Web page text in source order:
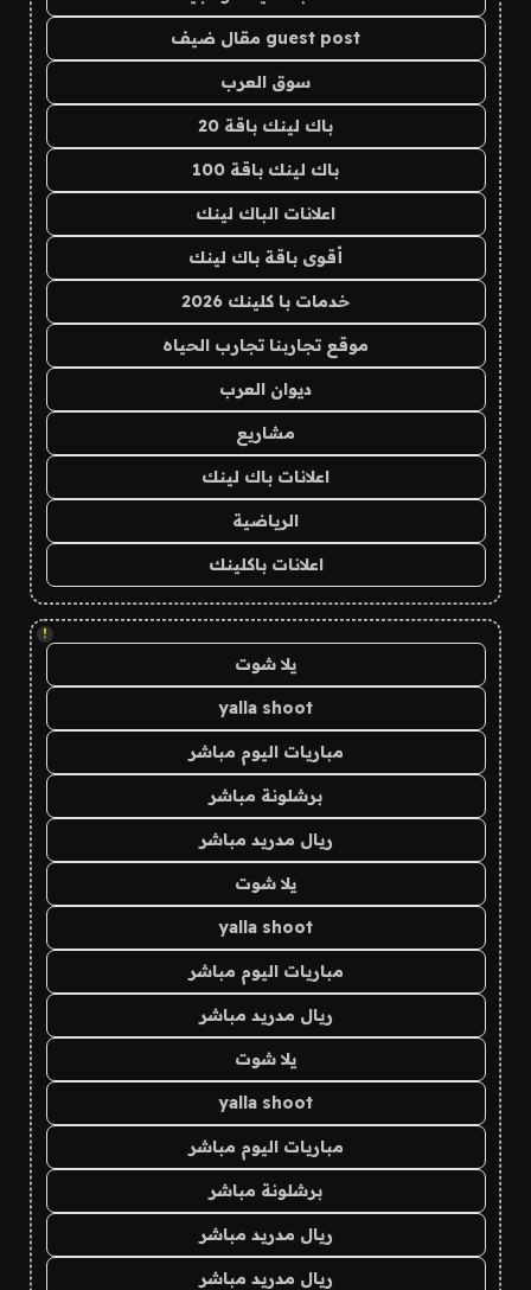
guest post مقال ضيف
سوق العرب
باك لينك باقة 20
باك لينك باقة 100
اعلانات الباك لينك
أقوى باقة باك لينك
خدمات با كلينك 2026
موقع تجاربنا تجارب الحياه
ديوان العرب
مشاريع
اعلانات باك لينك
الرياضية
اعلانات باكلينك
!
يلا شوت
yalla shoot
مباريات اليوم مباشر
برشلونة مباشر
ريال مدريد مباشر
يلا شوت
yalla shoot
مباريات اليوم مباشر
ريال مدريد مباشر
يلا شوت
yalla shoot
مباريات اليوم مباشر
برشلونة مباشر
ريال مدريد مباشر
ريال مدريد مباشر